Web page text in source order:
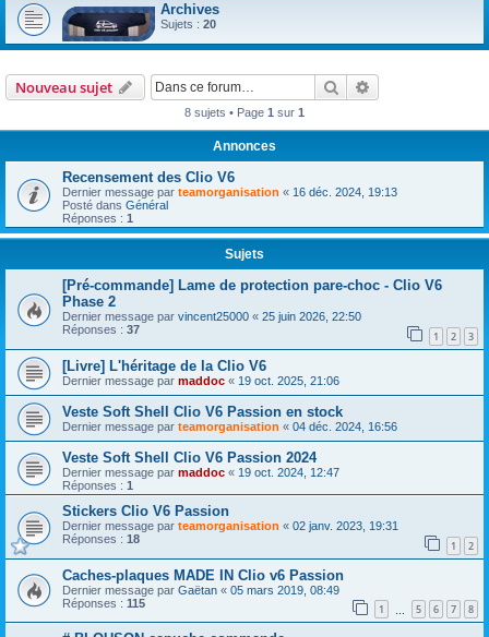
h
Archives
Sujets : 20
Nouveau sujet Rechercher
8 sujets • Page 1 sur 1
Annonces
Recensement des Clio V6
Dernier message par teamorganisation « 16 déc. 2024, 19:13
Posté dans Général
Réponses : 1
Sujets
[Pré-commande] Lame de protection pare-choc - Clio V6
Phase 2
Dernier message par vincent25000 « 25 juin 2026, 22:50
Réponses : 37 1 2 3
[Livre] L'héritage de la Clio V6
Dernier message par maddoc « 19 oct. 2025, 21:06
Veste Soft Shell Clio V6 Passion en stock
Dernier message par teamorganisation « 04 déc. 2024, 16:56
Veste Soft Shell Clio V6 Passion 2024
Dernier message par maddoc « 19 oct. 2024, 12:47
Réponses : 1
Stickers Clio V6 Passion
Dernier message par teamorganisation « 02 janv. 2023, 19:31
Réponses : 18 1 2
Caches-plaques MADE IN Clio v6 Passion
Dernier message par Gaëtan « 05 mars 2019, 08:49
Réponses : 115 1 5 6 7 8